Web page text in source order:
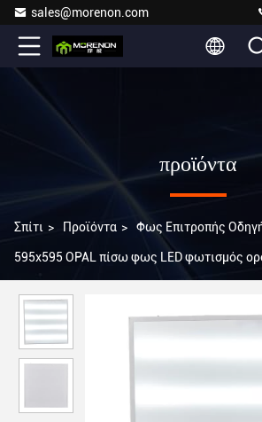
sales@morenon.com
προϊόντα
Σπίτι > Προϊόντα > Φως Επιτροπής
595x595 OPAL πίσω φως LED φωτισμός